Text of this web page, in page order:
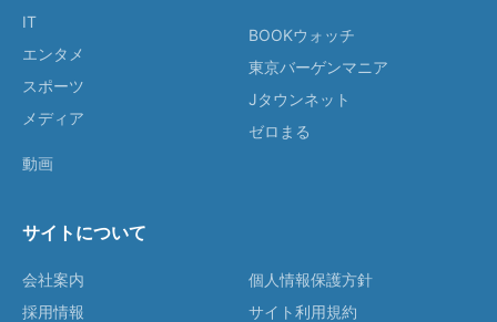
IT
エンタメ
スポーツ
メディア
動画
BOOKウォッチ
東京バーゲンマニア
Jタウンネット
ゼロまる
サイトについて
会社案内
採用情報
個人情報保護方針
サイト利用規約